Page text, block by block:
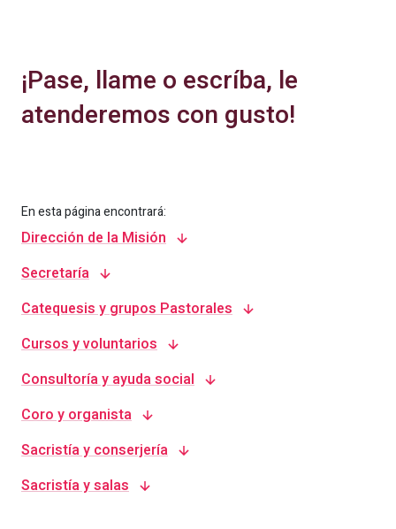
¡Pase, llame o escríba, le
atenderemos con gusto!
En esta página encontrará:
Dirección de la Misión
Secretaría
Catequesis y grupos Pastorales
Cursos y voluntarios
Consultoría y ayuda social
Coro y organista
Sacristía y conserjería
Sacristía y salas